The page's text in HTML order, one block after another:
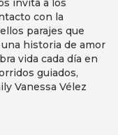
invita a los
con la
parajes que
historia de amor
vida cada día en
guiados,
Vanessa Vélez